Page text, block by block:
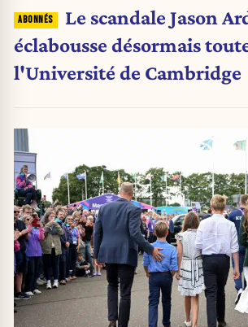
Le scandale Jason
éclabousse désormais
l'Université de Cambridge